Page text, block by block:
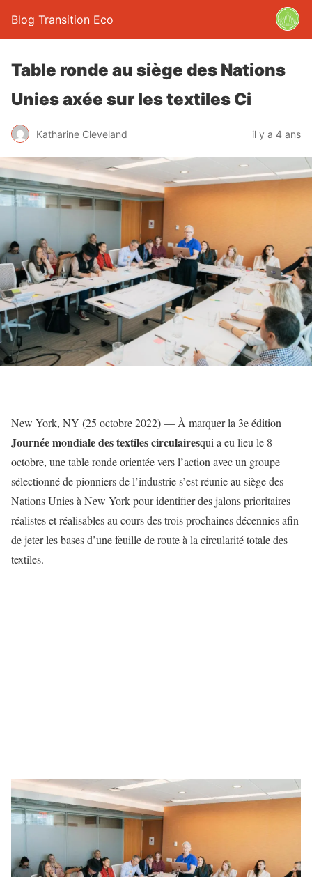
Blog Transition Eco
Table ronde au siège des Nations
Unies axée sur les textiles Ci
Katharine Cleveland il y a 4 ans
New York, NY (25 octobre 2022) — À marquer la 3e édition
Journée mondiale des textiles circulairesqui a eu lieu le 8
octobre, une table ronde orientée vers l’action avec un groupe
sélectionné de pionniers de l’industrie s’est réunie au siège des
Nations Unies à New York pour identifier des jalons prioritaires
réalistes et réalisables au cours des trois prochaines décennies afin
de jeter les bases d’une feuille de route à la circularité totale des
textiles.